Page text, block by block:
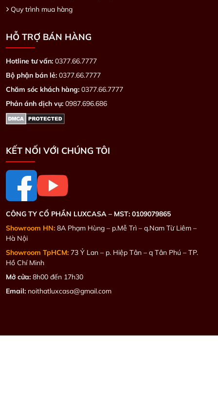
Quy trình mua hàng
HỖ TRỢ BÁN HÀNG
Hotline tư vấn: 0377.66.7777
Bộ phận bán lẻ: 0377.66.7777
Chăm sóc khách hàng: 0377.66.7777
Phản ánh dịch vụ: 0987.696.686
KẾT NỐI VỚI CHÚNG TÔI
CÔNG TY CỔ PHẦN LUXCASA – MST: 0109079865
Showroom HN: 8A Phạm Hùng – p.Mễ Trì – q.Nam Từ Liêm –
Hà Nội
Showroom TpHCM: 73 Ỷ Lan – p. Hiệp Tân – q Tân Phú – TP.
Hồ Chí Minh
Mở cửa: 8h00 đến 17h30
Email: noithatluxcasa@gmail.com